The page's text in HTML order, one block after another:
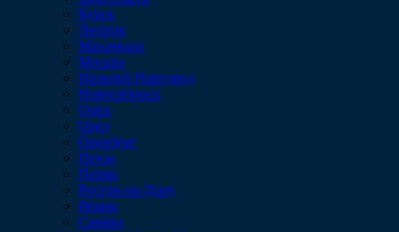
Курск
Липецк
Махачкала
Москва
Нижний Новгород
Новосибирск
Омск
Орел
Оренбург
Пенза
Пермь
Ростов-на-Дону
Рязань
Самара